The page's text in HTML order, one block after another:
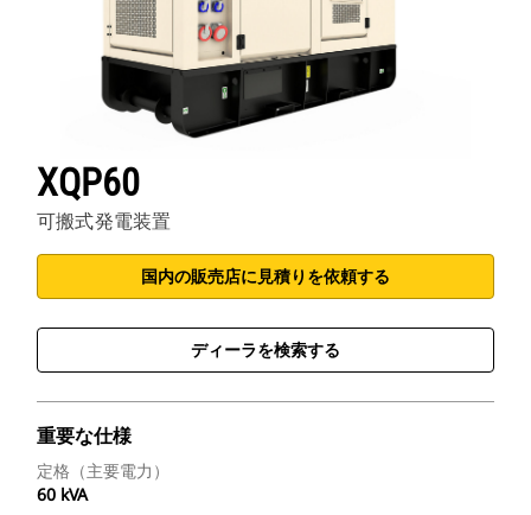
XQP60
可搬式発電装置
国内の販売店に見積りを依頼する
ディーラを検索する
重要な仕様
定格（主要電力）
60 kVA